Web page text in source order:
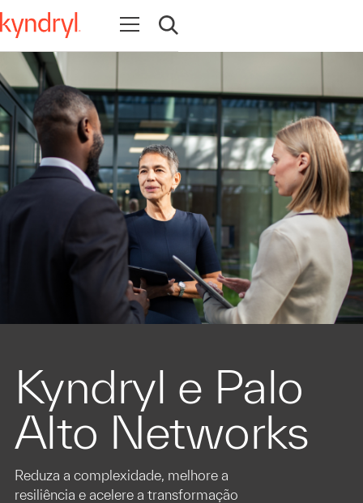
Abrir navegação
Abrir pesquisa
Kyndryl e Palo
Alto Networks
Reduza a complexidade, melhore a
resiliência e acelere a transformação